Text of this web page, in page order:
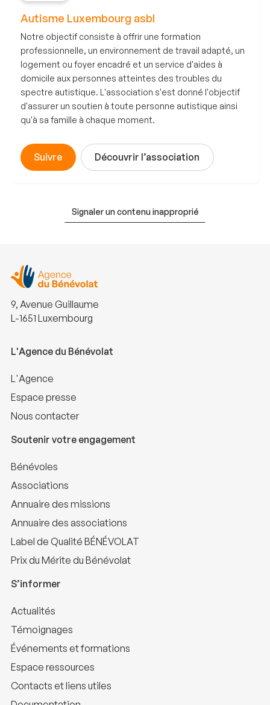
Autisme Luxembourg asbl
Notre objectif consiste à offrir une formation
professionnelle, un environnement de travail adapté, un
logement ou foyer encadré et un service d'aides à
domicile aux personnes atteintes des troubles du
spectre autistique. L'association s'est donné l'objectif
d'assurer un soutien à toute personne autistique ainsi
qu'à sa famille à chaque moment.
Suivre Découvrir l’association
Signaler un contenu inapproprié
9, Avenue Guillaume
L-1651 Luxembourg
L'Agence du Bénévolat
L'Agence
Espace presse
Nous contacter
Soutenir votre engagement
Bénévoles
Associations
Annuaire des missions
Annuaire des associations
Label de Qualité BÉNÉVOLAT
Prix du Mérite du Bénévolat
S’informer
Actualités
Témoignages
Événements et formations
Espace ressources
Contacts et liens utiles